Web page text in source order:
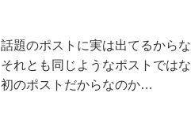
話題のポストに実は出てるから
それとも同じようなポストでは
初のポストだからなのか…